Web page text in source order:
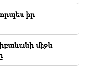
իր
միջև